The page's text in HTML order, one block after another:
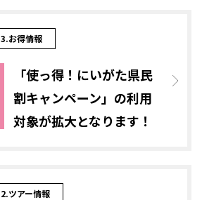
3.お得情報
「使っ得！にいがた県民
割キャンペーン」の利用
対象が拡大となります！
2.ツアー情報